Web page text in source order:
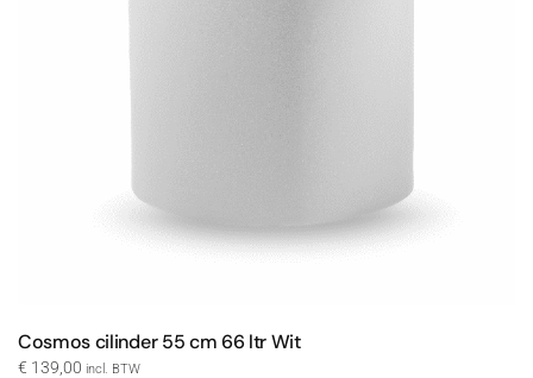
Cosmos cilinder 55 cm 66 ltr Wit
€ 139,00 incl. BTW